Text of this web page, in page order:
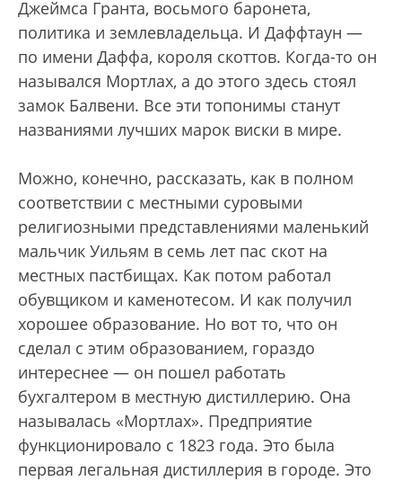
Джеймса Гранта, восьмого баронета,
политика и землевладельца. И Даффтаун —
по имени Даффа, короля скоттов. Когда-то он
назывался Мортлах, а до этого здесь стоял
замок Балвени. Все эти топонимы станут
названиями лучших марок виски в мире.
Можно, конечно, рассказать, как в полном
соответствии с местными суровыми
религиозными представлениями маленький
мальчик Уильям в семь лет пас скот на
местных пастбищах. Как потом работал
обувщиком и каменотесом. И как получил
хорошее образование. Но вот то, что он
сделал с этим образованием, гораздо
интереснее — он пошел работать
бухгалтером в местную дистиллерию. Она
называлась «Мортлах». Предприятие
функционировало с 1823 года. Это была
первая легальная дистиллерия в городе. Это